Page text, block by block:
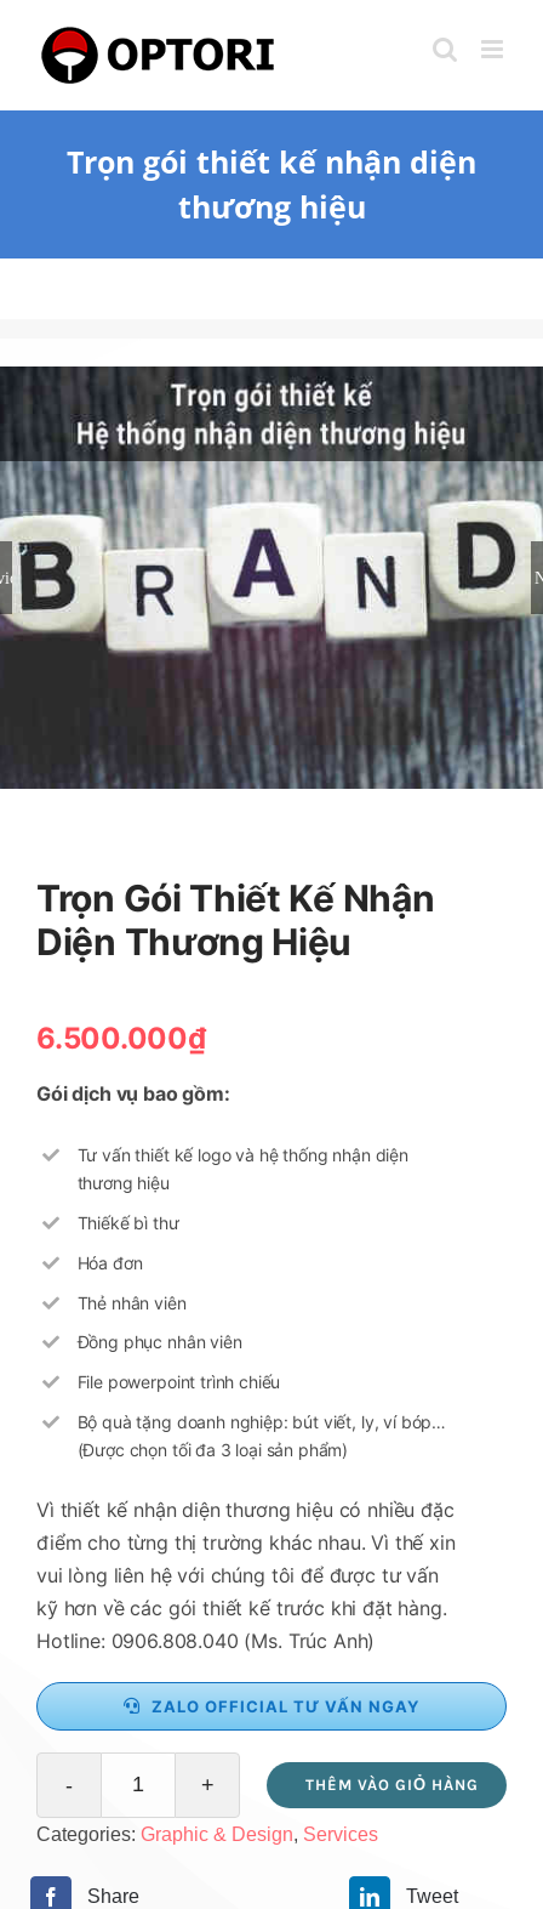
content
Trọn gói thiết kế nhận diện
thương hiệu
Trọn Gói Thiết Kế Nhận
Diện Thương Hiệu
6.500.000₫
Gói dịch vụ bao gồm:
Tư vấn thiết kế logo và hệ thống nhận diện
thương hiệu
Thiếkế bì thư
Hóa đơn
Thẻ nhân viên
Đồng phục nhân viên
File powerpoint trình chiếu
Bộ quà tặng doanh nghiệp: bút viết, ly, ví bóp…
(Được chọn tối đa 3 loại sản phẩm)
Vì thiết kế nhận diện thương hiệu có nhiều đặc
điểm cho từng thị trường khác nhau. Vì thế xin
vui lòng liên hệ với chúng tôi để được tư vấn
kỹ hơn về các gói thiết kế trước khi đặt hàng.
Hotline: 0906.808.040 (Ms. Trúc Anh)
ZALO OFFICIAL TƯ VẤN NGAY
gói
THÊM VÀO GIỎ HÀNG
Categories: Graphic & Design, Services
Share Tweet